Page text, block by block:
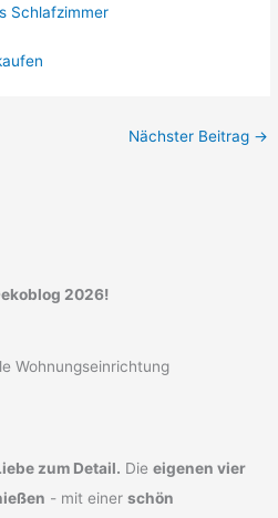
Schlafzimmer
Nächster Beitrag →
2026!
zum Detail. Dieeigenen vier
- mit einerschön